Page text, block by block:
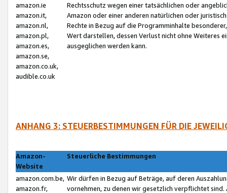
amazon.ie
amazon.it,
amazon.nl,
amazon.pl,
amazon.es,
amazon.se,
amazon.co.uk,
audible.co.uk
Rechtsschutz wegen einer tatsächlichen oder
Amazon oder einer anderen natürlichen oder
Rechte in Bezug auf die Programminhalte
Wert darstellen, dessen Verlust nicht ohne Weiteres
ausgeglichen werden kann.
ANHANG 3: STEUERBESTIMMUNGEN FÜR DIE
Amazon-
Website
Steuerliche Bestimmungen
amazon.com.be,
amazon.fr,
Wir dürfen in Bezug auf Beträge, auf deren
vornehmen, zu denen wir gesetzlich verpflichtet